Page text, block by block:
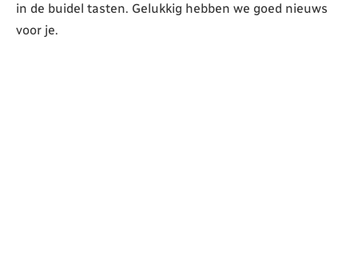
in de buidel tasten. Gelukkig hebben we goed nieuws
voor je.